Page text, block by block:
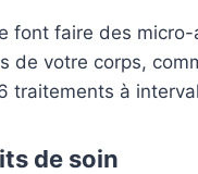
font faire des
de votre corps,
traitements à
de soin